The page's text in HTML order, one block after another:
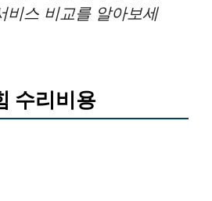
비스 비교를 알아보세
수리비용